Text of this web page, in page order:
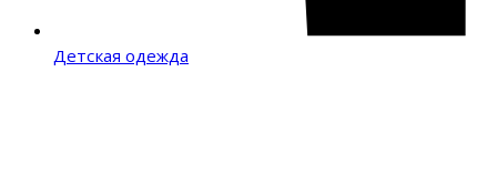
Детская одежда